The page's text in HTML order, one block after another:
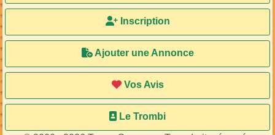
Inscription
Ajouter une Annonce
Vos Avis
Le Trombi